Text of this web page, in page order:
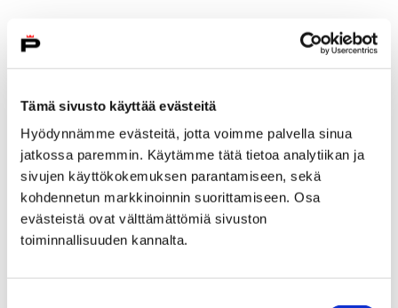
Tämä sivusto käyttää evästeitä
Hyödynnämme evästeitä, jotta voimme palvella sinua
jatkossa paremmin. Käytämme tätä tietoa analytiikan ja
sivujen käyttökokemuksen parantamiseen, sekä
kohdennetun markkinoinnin suorittamiseen. Osa
evästeistä ovat välttämättömiä sivuston
toiminnallisuuden kannalta.
Lifecare-potilastietojärjestelmäpäivitys